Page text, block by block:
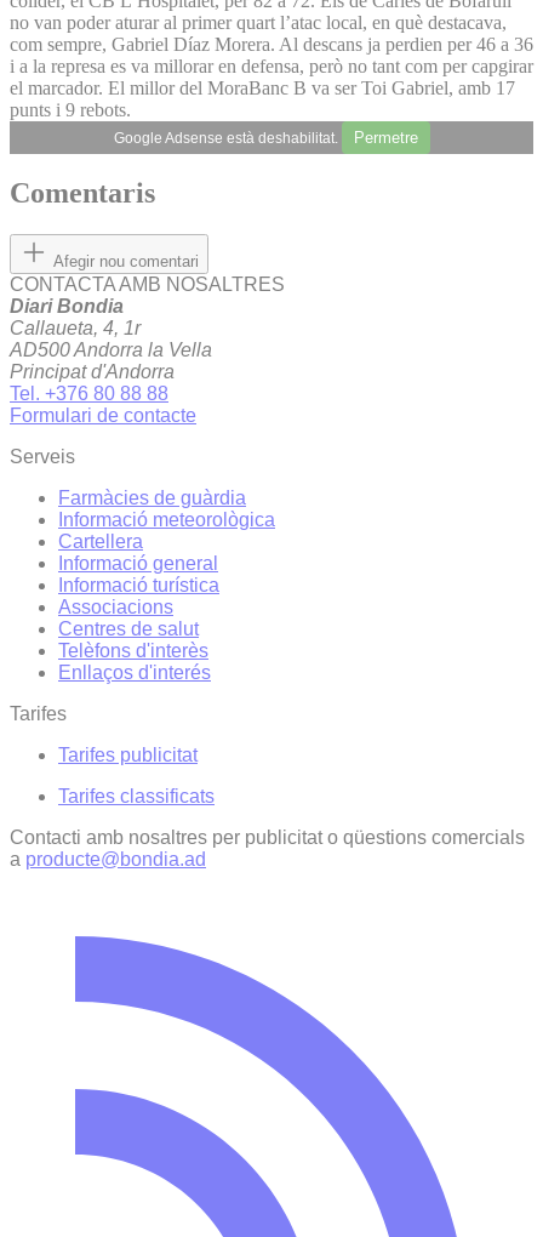
no van poder aturar al primer quart l’atac local, en què destacava,
com sempre, Gabriel Díaz Morera. Al descans ja perdien per 46 a 36
i a la represa es va millorar en defensa, però no tant com per capgirar
el marcador. El millor del MoraBanc B va ser Toi Gabriel, amb 17
punts i 9 rebots.
Google Adsense està deshabilitat. Permetre
Comentaris
Afegir nou comentari
CONTACTA AMB NOSALTRES
Diari Bondia
Callaueta, 4, 1r
AD500 Andorra la Vella
Principat d'Andorra
Tel. +376 80 88 88
Formulari de contacte
Serveis
Farmàcies de guàrdia
Informació meteorològica
Cartellera
Informació general
Informació turística
Associacions
Centres de salut
Telèfons d'interès
Enllaços d'interés
Tarifes
Tarifes publicitat
Tarifes classificats
Contacti amb nosaltres per publicitat o qüestions comercials
a producte@bondia.ad